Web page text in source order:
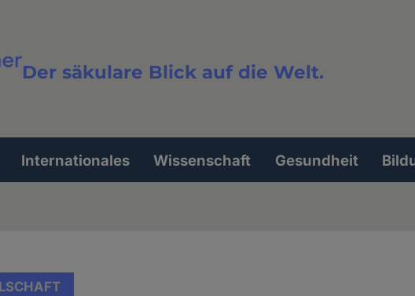
Der säkulare Blick auf die Welt.
Volltextsuche
Internationales Wissenschaft Gesundheit